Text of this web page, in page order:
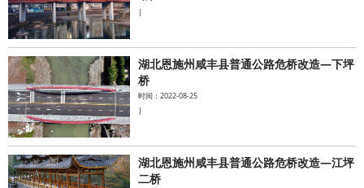
|
湖北恩施州咸丰县普通公路危桥改造—下坪
桥
时间：2022-08-25
|
湖北恩施州咸丰县普通公路危桥改造—江坪
二桥